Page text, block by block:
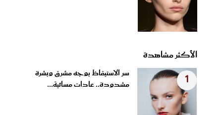
الأكثر مشاهدة
1
سر الاستيقاظ بوجه مشرق وبشرة
مشدودة.. عادات مسائية...